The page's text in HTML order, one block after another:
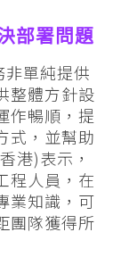
部署問題
單純提供
整體方針設
作暢順，提
式，並幫助
港)表示，
程人員，在
業知識，可
團隊獲得所